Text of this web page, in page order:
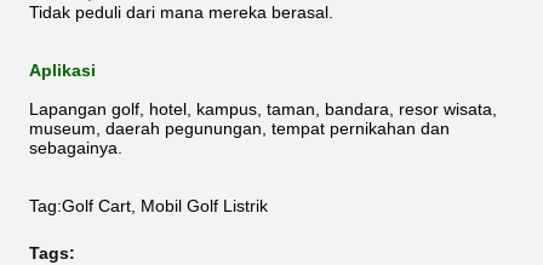
Tidak peduli dari mana mereka berasal.
Aplikasi
Lapangan golf, hotel, kampus, taman, bandara, resor wisata,
museum, daerah pegunungan, tempat pernikahan dan
sebagainya.
Tag:Golf Cart, Mobil Golf Listrik
Tags: